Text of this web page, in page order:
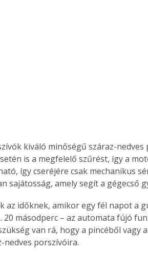
új,
egyedi
vagy
is
Bárhol,
áron, 0 Ft postaköltséggel
megrendelhetők!
kiváló minőségű száraz-
is a megfelelő szűrést, így a
így cseréjére csak mechanikus
sajátosság, amely segít a gégecső
az időknek, amikor egy fél napot a
20 másodperc – az automata fújó
van rá, hogy a pincéből vagy
nedves porszívóira.